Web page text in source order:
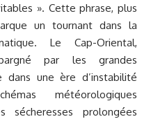
». Cette phrase, plus
un tournant dans la
Le Cap-Oriental,
par les grandes
dans une ère d’instabilité
météorologiques
sécheresses prolongées